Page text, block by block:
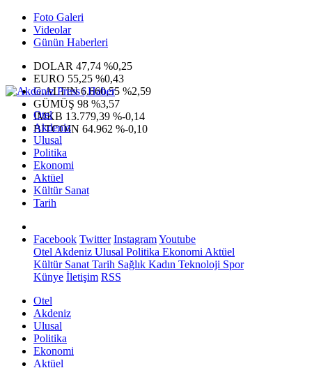
Foto Galeri
Videolar
Günün Haberleri
DOLAR 47,74 %0,25
EURO 55,25 %0,43
G.ALTIN6.660,55 %2,59
GÜMÜŞ 98 %3,57
IMKB 13.779,39 %-0,14
BITCOIN 64.962 %-0,10
Otel
Akdeniz
Ulusal
Politika
Ekonomi
Aktüel
Kültür Sanat
Tarih
Facebook Twitter InstagramYoutube
Otel Akdeniz Ulusal Politika Ekonomi Aktüel
Kültür Sanat Tarih Sağlık Kadın Teknoloji Spor
Künye İletişim RSS
Otel
Akdeniz
Ulusal
Politika
Ekonomi
Aktüel